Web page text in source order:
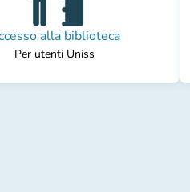
alla biblioteca
Per utenti Uniss